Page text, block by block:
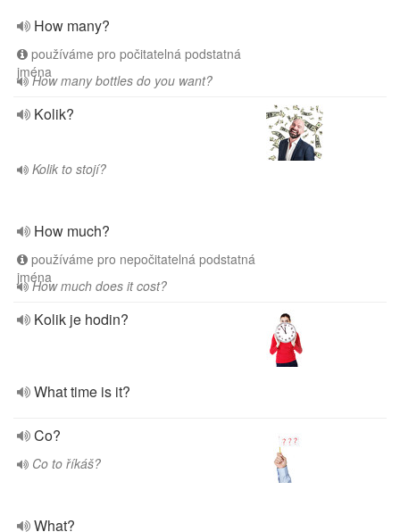
How many?
používáme pro počitatelná podstatná
jména
How many bottles do you want?
Kolik?
Kolik to stojí?
How much?
používáme pro nepočitatelná podstatná
jména
How much does it cost?
Kolik je hodin?
What time is it?
Co?
Co to říkáš?
What?